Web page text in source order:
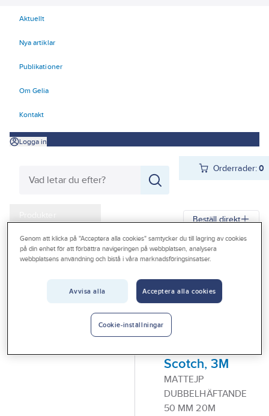
Aktuellt
Nya artiklar
Publikationer
Om Gelia
Kontakt
Logga in
Orderrader:0
Produkter
Kampanjer
Outlet
Beställ direkt
Gelia Produkter Gelia Fästmaterial
Tejp & Tätning
Mattejp
permanent,
Scotch, 3M
MATTEJP
DUBBELHÄFTANDE
50 MM 20M
Genom att klicka på "Acceptera alla cookies" samtycker du till lagring av cookies
på din enhet för att förbättra navigeringen på webbplatsen, analysera
webbplatsens användning och bistå i våra marknadsföringsinsatser.
Avvisa alla Acceptera alla cookies
Cookie-inställningar